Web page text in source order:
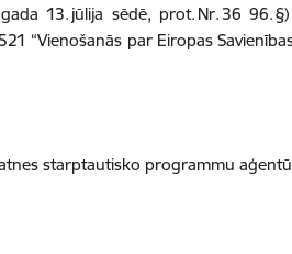
13. jūlija sēdē, prot. Nr. 36 96.
“Vienošanās par Eiropas
starptautisko programmu